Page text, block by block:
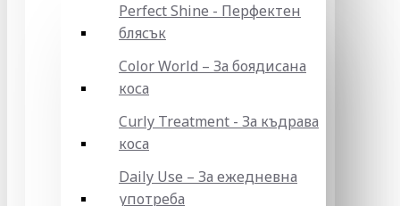
Perfect Shine - Перфектен
блясък
Color World – За боядисана
коса
Curly Treatment - За къдрава
коса
Daily Use – За ежедневна
употреба